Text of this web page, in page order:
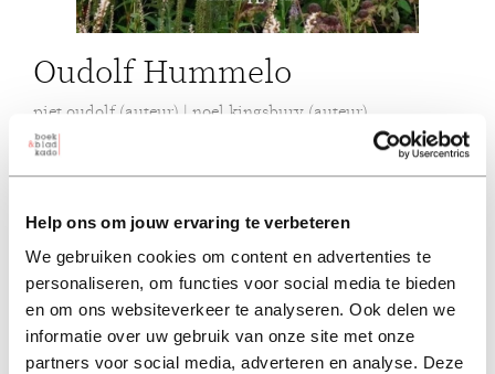
Help ons om jouw ervaring te verbeteren
We gebruiken cookies om content en advertenties te
personaliseren, om functies voor social media te bieden
en om ons websiteverkeer te analyseren. Ook delen we
informatie over uw gebruik van onze site met onze
partners voor social media, adverteren en analyse. Deze
Oudolf Hummelo
piet oudolf (auteur) | noel kingsbury (auteur)
paperback 29,95
29,95 excl. 3,95 verzendkosten NL
in winkelmand